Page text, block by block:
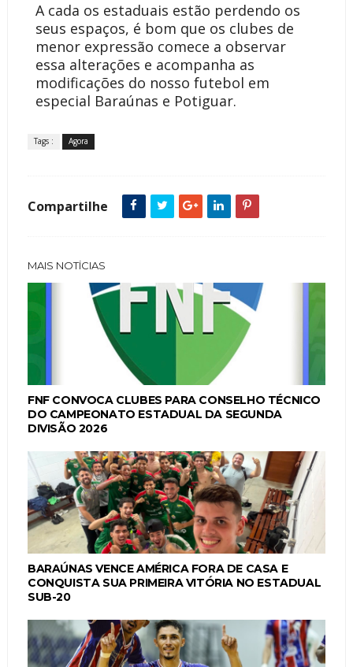
A cada os estaduais estão perdendo os
seus espaços, é bom que os clubes de
menor expressão comece a observar
essa alterações e acompanha as
modificações do nosso futebol em
especial Baraúnas e Potiguar.
Tags : Agora
Compartilhe
MAIS NOTÍCIAS
FNF CONVOCA CLUBES PARA CONSELHO TÉCNICO
DO CAMPEONATO ESTADUAL DA SEGUNDA
DIVISÃO 2026
BARAÚNAS VENCE AMÉRICA FORA DE CASA E
CONQUISTA SUA PRIMEIRA VITÓRIA NO ESTADUAL
SUB-20